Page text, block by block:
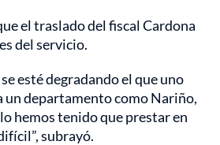
el traslado del fiscal Cardona
del servicio.
esté degradando el que uno
un departamento como Nariño,
hemos tenido que prestar en
subrayó.